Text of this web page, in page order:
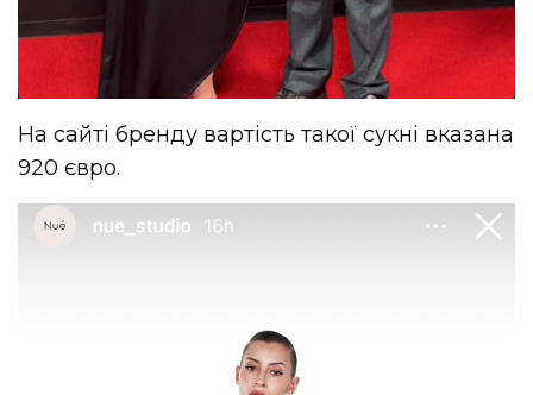
На сайті бренду вартість такої сукні вказана
920 євро.